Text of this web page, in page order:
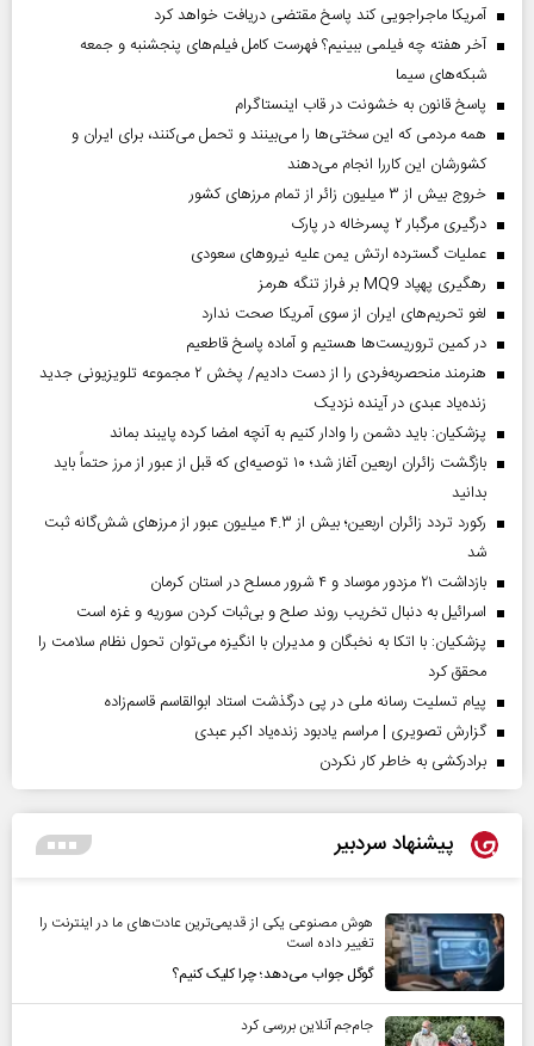
آمریکا ماجراجویی کند پاسخ مقتضی دریافت خواهد کرد
آخر هفته چه فیلمی ببینیم؟ فهرست کامل فیلم‌های پنجشنبه و جمعه
شبکه‌های سیما
پاسخ قانون به خشونت در قاب اینستاگرام
همه مردمی که این سختی‌ها را می‌بینند و تحمل می‌کنند، برای ایران و
کشورشان این کاررا انجام می‌دهند
خروج بیش از ۳ میلیون زائر از تمام مرز‌های کشور
درگیری مرگبار ۲ پسرخاله در پارک
عملیات گسترده ارتش یمن علیه نیروهای سعودی
رهگیری پهپاد MQ9 بر فراز تنگه هرمز
لغو تحریم‌های ایران از سوی آمریکا صحت ندارد
در کمین تروریست‌ها هستیم و آماده پاسخ قاطعیم
هنرمند منحصر‌به‌فردی را از دست دادیم/ پخش ۲ مجموعه تلویزیونی جدید
زنده‌یاد عبدی در آینده نزدیک
پزشکیان: باید دشمن را وادار کنیم به آنچه امضا کرده پایبند بماند
بازگشت زائران اربعین آغاز شد؛ ۱۰ توصیه‌ای که قبل از عبور از مرز حتماً باید
بدانید
رکورد تردد زائران اربعین؛ بیش از ۴.۳ میلیون عبور از مرزهای شش‌گانه ثبت
شد
بازداشت ۲۱ مزدور موساد و ۴ شرور مسلح در استان کرمان
اسرائیل به دنبال تخریب روند صلح و بی‌ثبات کردن سوریه و غزه است
پزشکیان: با اتکا به نخبگان و مدیران با انگیزه می‌توان تحول نظام سلامت را
محقق کرد
پیام تسلیت رسانه ملی در پی درگذشت استاد ابوالقاسم قاسم‌زاده
گزارش تصویری | مراسم یادبود زنده‌یاد اکبر عبدی
برادرکشی به خاطر کار نکردن
پیشنهاد سردبیر
هوش مصنوعی یکی از قدیمی‌ترین عادت‌های ما در اینترنت را
تغییر داده است
گوگل جواب می‌دهد؛ چرا کلیک کنیم؟
جام‌جم آنلاین بررسی کرد